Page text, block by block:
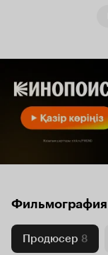
Фильмография
Продюсер 8